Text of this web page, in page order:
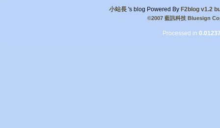
小站長 's blog Powered By F2blog v1.2
©2007 藍訊科技 Bluesign
Processed in